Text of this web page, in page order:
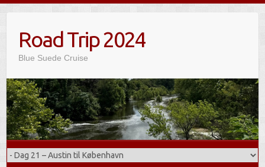
contentRoad Trip 2024
Blue Suede Cruise